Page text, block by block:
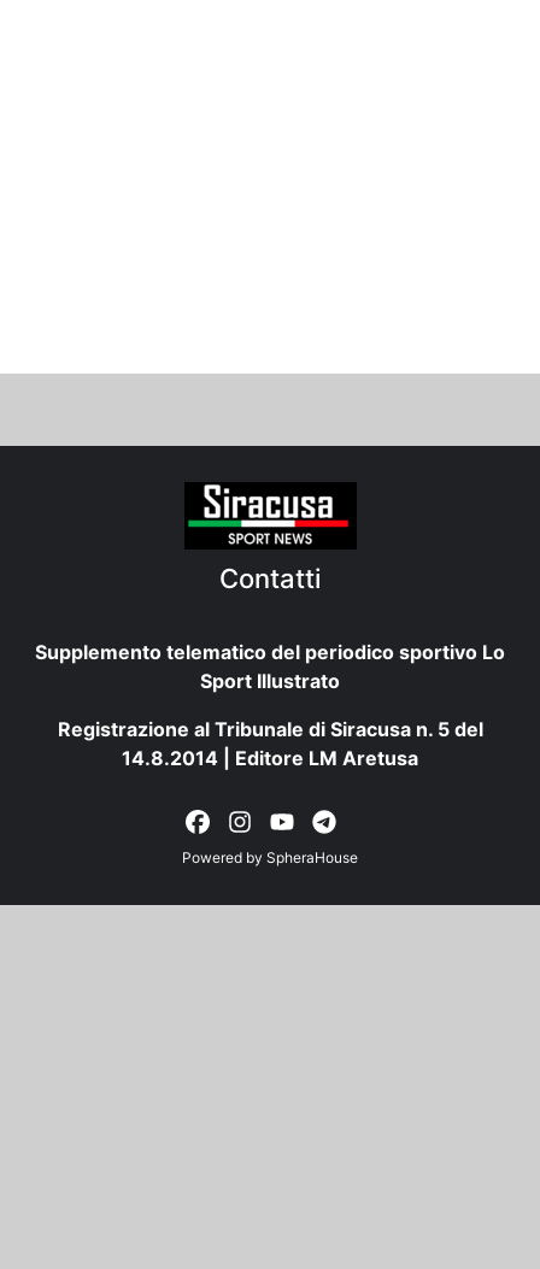
Contatti
Supplemento telematico del periodico sportivo Lo
Sport Illustrato
Registrazione al Tribunale di Siracusa n. 5 del
14.8.2014 | Editore LM Aretusa
Powered by SpheraHouse